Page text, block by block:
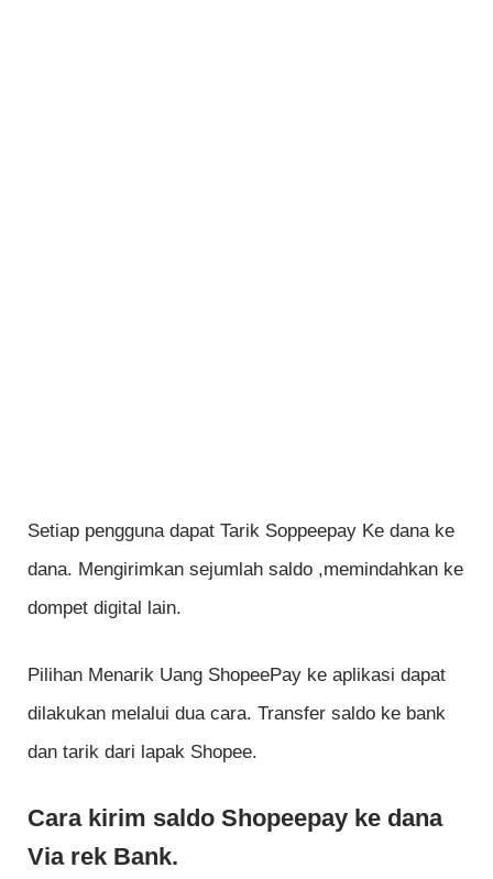
Setiap pengguna dapat Tarik Soppeepay Ke dana ke
dana. Mengirimkan sejumlah saldo ,memindahkan ke
dompet digital lain.
Pilihan Menarik Uang ShopeePay ke aplikasi dapat
dilakukan melalui dua cara. Transfer saldo ke bank
dan tarik dari lapak Shopee.
Cara kirim saldo Shopeepay ke dana
Via rek Bank.